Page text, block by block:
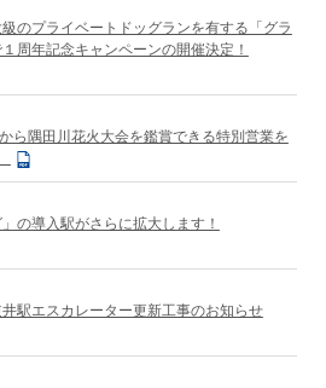
のプライベートドッグランを有する「グラ
周年記念キャンペーンの開催決定！
ら隅田川花火大会を鑑賞できる特別営業を
の導入駅がさらに拡大します！
駅エスカレーター更新工事のお知らせ